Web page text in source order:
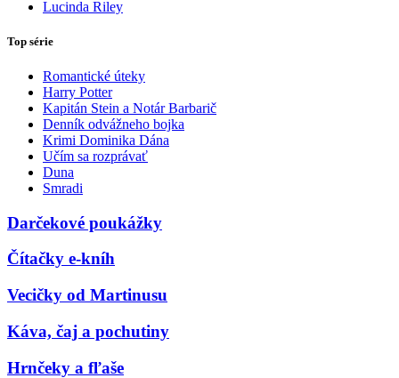
Lucinda Riley
Top série
Romantické úteky
Harry Potter
Kapitán Stein a Notár Barbarič
Denník odvážneho bojka
Krimi Dominika Dána
Učím sa rozprávať
Duna
Smradi
Darčekové poukážky
Čítačky e-kníh
Vecičky od Martinusu
Káva, čaj a pochutiny
Hrnčeky a fľaše